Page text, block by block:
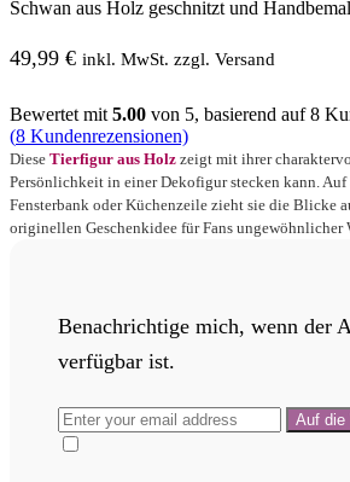
Schwan aus Holz geschnitzt und
49,99 € inkl. MwSt. zzgl. Versand
Bewertet mit 5.00 von 5, basierend auf8
(8 Kundenrezensionen)
Diese Tierfigur aus Holz zeigt mit ihrer
Persönlichkeit in einer Dekofigur stecken kann. Auf
Fensterbank oder Küchenzeile zieht sie die Blicke
originellen Geschenkidee für Fans ungewöhnlicher
Benachrichtige mich, wenn der
verfügbar ist.